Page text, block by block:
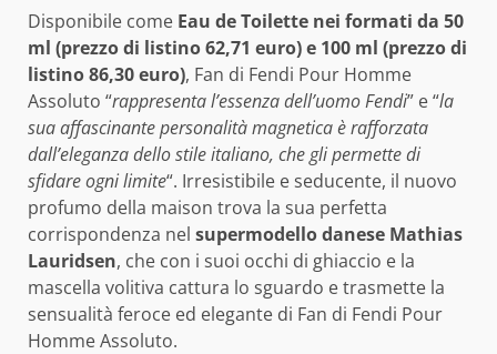
Disponibile come Eau de Toilette nei formati da 50
ml (prezzo di listino 62,71 euro) e 100 ml (prezzo di
listino 86,30 euro), Fan di Fendi Pour Homme
Assoluto “rappresenta l’essenza dell’uomo Fendi” e “la
sua affascinante personalità magnetica è rafforzata
dall’eleganza dello stile italiano, che gli permette di
sfidare ogni limite“. Irresistibile e seducente, il nuovo
profumo della maison trova la sua perfetta
corrispondenza nel supermodello danese Mathias
Lauridsen, che con i suoi occhi di ghiaccio e la
mascella volitiva cattura lo sguardo e trasmette la
sensualità feroce ed elegante di Fan di Fendi Pour
Homme Assoluto.